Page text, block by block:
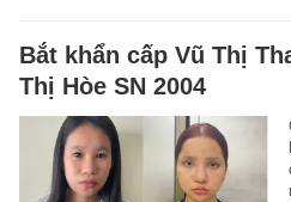
Bắt khẩn cấp Vũ Thị
Thị Hòe SN 2004